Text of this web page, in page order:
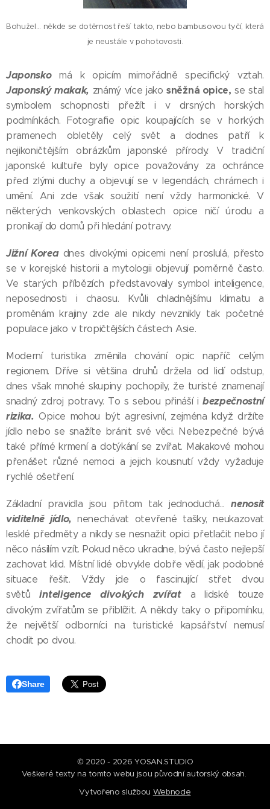
Bohužel... někde se dotěrnost řeší takto, nebo bambusovou tyčí, která
je neustále v pohotovosti.
Japonskomá k opicím mimořádně specifický vztah.
Japonský makak, známý více jakosněžná opice, se stal
symbolem schopnosti přežít i v drsných horských
podmínkách. Fotografie opic koupajících se v horkých
pramenech obletěly celý svět a dodnes patří k
nejikoničtějším obrázkům japonské přírody. V tradiční
japonské kultuře byly opice považovány za ochránce
před zlými duchy a objevují se v legendách, chrámech i
umění. Ani zde však soužití není vždy harmonické. V
některých venkovských oblastech opice ničí úrodu a
pronikají do domů při hledání potravy.
Jižní Koreadnes divokými opicemi není proslulá, přesto
se v korejské historii a mytologii objevují poměrně často.
Ve starých příbězích představovaly symbol inteligence,
neposednosti i chaosu. Kvůli chladnějšímu klimatu a
proměnám krajiny zde ale nikdy nevznikly tak početné
populace jako v tropičtějších částech Asie.
Moderní turistika změnila chování opic napříč celým
regionem. Dříve si většina druhů držela od lidí odstup,
dnes však mnohé skupiny pochopily, že turisté znamenají
snadný zdroj potravy. To s sebou přináší i bezpečnostní
rizika. Opice mohou být agresivní, zejména když držíte
jídlo nebo se snažíte bránit své věci. Nebezpečné bývá
také přímé krmení a dotýkání se zvířat. Makakové mohou
přenášet různé nemoci a jejich kousnutí vždy vyžaduje
rychlé ošetření.
Základní pravidla jsou přitom tak jednoduchá...nenosit
viditelně jídlo,nenechávat otevřené tašky, neukazovat
lesklé předměty a nikdy se nesnažit opici přetlačit nebo jí
něco násilím vzít. Pokud něco ukradne, bývá často nejlepší
zachovat klid. Místní lidé obvykle dobře vědí, jak podobné
situace řešit. Vždy jde o fascinující střet dvou
světů
inteligence divokých zvířat
a lidské touze
divokým zvířatům se přiblížit. A někdy taky o připomínku,
že největší odborníci na turistické kapsářství nemusí
chodit po dvou.
Share
© 2020 - 2026 YOSAN.STUDIO
Veškeré texty na tomto webu jsou původní autorský obsah.
Vytvořeno službou Webnode